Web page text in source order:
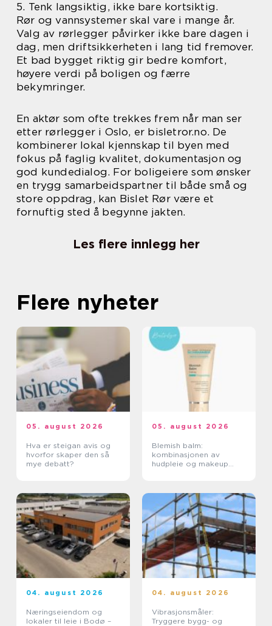
5. Tenk langsiktig, ikke bare kortsiktig.
Rør og vannsystemer skal vare i mange år.
Valg av rørlegger påvirker ikke bare dagen i
dag, men driftsikkerheten i lang tid fremover.
Et bad bygget riktig gir bedre komfort,
høyere verdi på boligen og færre
bekymringer.
En aktør som ofte trekkes frem når man ser
etter rørlegger i Oslo, er bisletror.no. De
kombinerer lokal kjennskap til byen med
fokus på faglig kvalitet, dokumentasjon og
god kundedialog. For boligeiere som ønsker
en trygg samarbeidspartner til både små og
store oppdrag, kan Bislet Rør være et
fornuftig sted å begynne jakten.
Les flere innlegg her
Flere nyheter
05. august 2026
Hva er steigan avis og
hvorfor skaper den så
mye debatt?
05. august 2026
Blemish balm:
kombinasjonen av
hudpleie og makeup
04. august 2026
Næringseiendom og
lokaler til leie i Bodø –
04. august 2026
Vibrasjonsmåler:
Tryggere bygg- og